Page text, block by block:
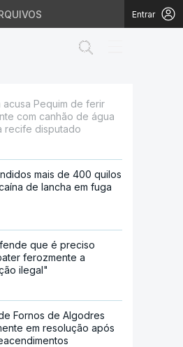
Entrar
água
acusa Pequim de ferir
com canhão de água
recife disputado
mais de 400 quilos
de lancha em fuga
que é preciso
ferozmente a
ilegal"
Fornos de Algodres
em resolução após